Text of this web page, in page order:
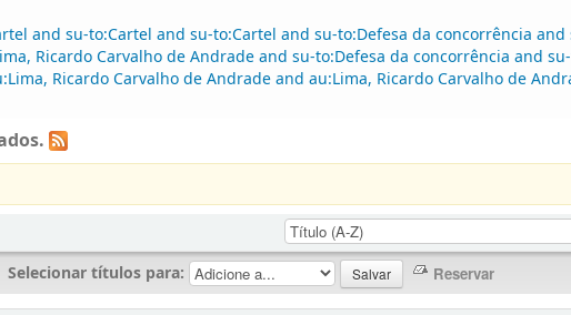
and su-to:Cartel and su-to:Cartel and su-to:Defesa da concorrência
Ricardo Carvalho de Andrade and su-to:Defesa da concorrência and
Ricardo Carvalho de Andrade and au:Lima, Ricardo Carvalho de
Selecionar títulos para: